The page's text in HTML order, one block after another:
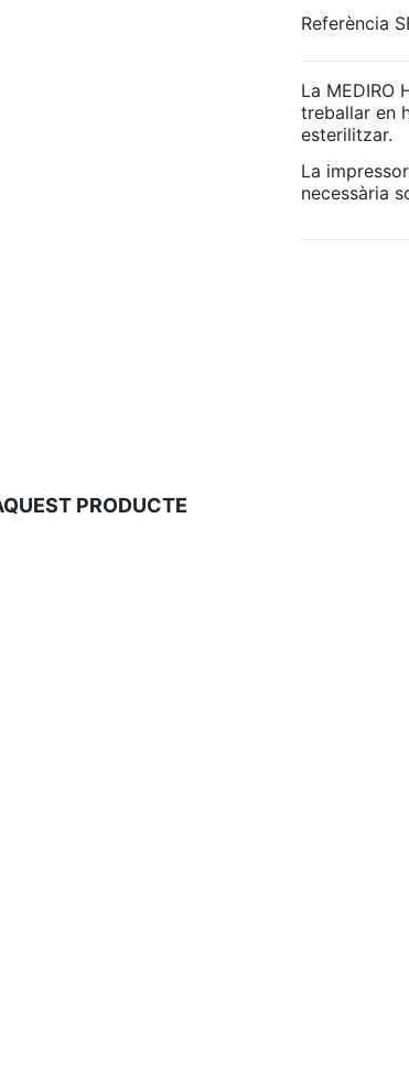
Referència
La MEDIRO
treballar en
esterilitzar.
La
necessària
PRODUCTE